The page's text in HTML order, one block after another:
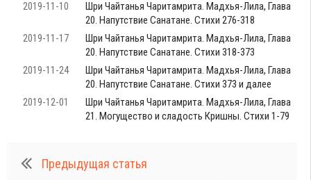
2019-11-10
Шри Чайтанья Чаритамрита. Мадхья-Лила, Глава
20. Напутствие Санатане. Стихи 276-318
2019-11-17
Шри Чайтанья Чаритамрита. Мадхья-Лила, Глава
20. Напутствие Санатане. Стихи 318-373
2019-11-24
Шри Чайтанья Чаритамрита. Мадхья-Лила, Глава
20. Напутствие Санатане. Стихи 373 и далее
2019-12-01
Шри Чайтанья Чаритамрита. Мадхья-Лила, Глава
21. Могущество и сладость Кришны. Стихи 1-79
Предыдущая статья